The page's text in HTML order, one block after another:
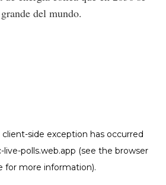
del mundo.